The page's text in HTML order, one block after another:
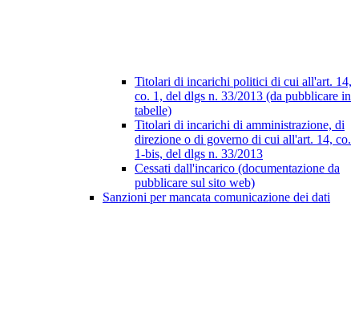
Titolari di incarichi politici di cui all'art. 14,
co. 1, del dlgs n. 33/2013 (da pubblicare in
tabelle)
Titolari di incarichi di amministrazione, di
direzione o di governo di cui all'art. 14, co.
1-bis, del dlgs n. 33/2013
Cessati dall'incarico (documentazione da
pubblicare sul sito web)
Sanzioni per mancata comunicazione dei dati